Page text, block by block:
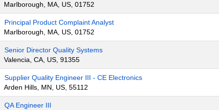
Marlborough, MA, US, 01752
Principal Product Complaint Analyst
Marlborough, MA, US, 01752
Senior Director Quality Systems
Valencia, CA, US, 91355
Supplier Quality Engineer III - CE Electronics
Arden Hills, MN, US, 55112
QA Engineer III